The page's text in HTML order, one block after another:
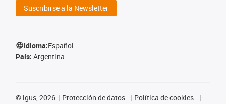
Suscribirse a la Newsletter
Idioma:Español
País: Argentina
© igus, 2026 Protección de datos
Política de cookies